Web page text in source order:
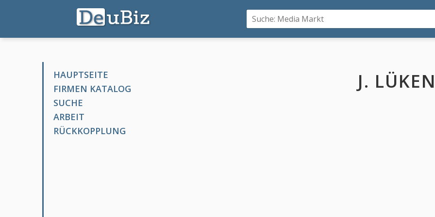
HAUPTSEITE
FIRMEN KATALOG
SUCHE
ARBEIT
RÜCKKOPPLUNG
J. LÜKEN